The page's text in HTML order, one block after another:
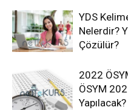
YDS
Nelerdir?
Çözülür?
2022
ÖSYM
Yapılacak?